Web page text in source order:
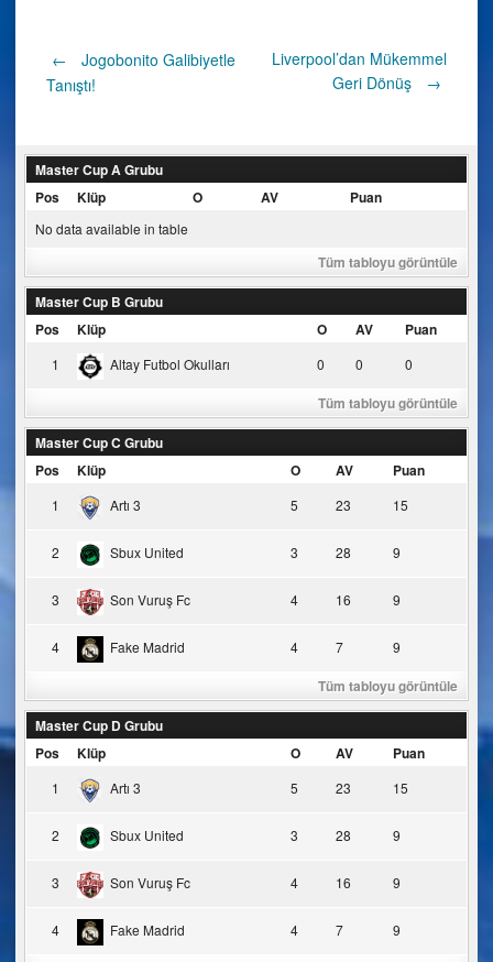
Post
←
Jogobonito Galibiyetle
Tanıştı!
Liverpool’dan Mükemmel
Geri Dönüş
→
Master Cup A Grubu
Pos
Klüp O AV Puan
No data available in table
Tüm tabloyu görüntüle
Master Cup B Grubu
Pos
Klüp O AV Puan
1 Altay Futbol Okulları 0 0 0
Tüm tabloyu görüntüle
Master Cup C Grubu
Pos
Klüp O AV Puan
1 Artı 3 5 23 15
2 Sbux United 3 28 9
3 Son Vuruş Fc 4 16 9
4 Fake Madrid 4 7 9
Tüm tabloyu görüntüle
Master Cup D Grubu
Pos
Klüp O AV Puan
1 Artı 3 5 23 15
2 Sbux United 3 28 9
3 Son Vuruş Fc 4 16 9
4 Fake Madrid 4 7 9